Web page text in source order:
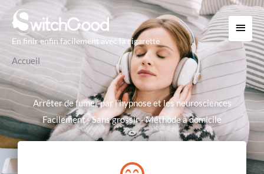
Aller
contenu
En finir enfin facilement avec la cigarette
Menu
Accueil
Arrêter de fumer par l'hypnose et les neurosciences
Facilement - Sans grossir - Méthode à domicile